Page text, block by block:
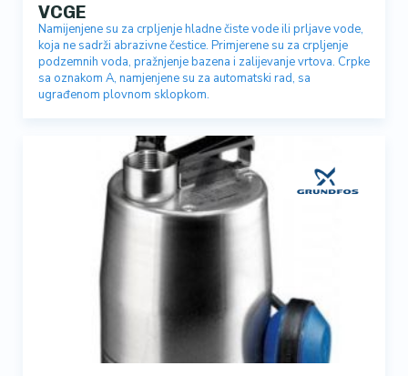
VCGE
Namijenjene su za crpljenje hladne čiste vode ili prljave vode,
koja ne sadrži abrazivne čestice. Primjerene su za crpljenje
podzemnih voda, pražnjenje bazena i zalijevanje vrtova. Crpke
sa oznakom A, namjenjene su za automatski rad, sa
ugrađenom plovnom sklopkom.